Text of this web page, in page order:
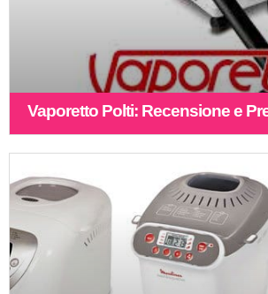
Vaporetto Polti: Recensione e